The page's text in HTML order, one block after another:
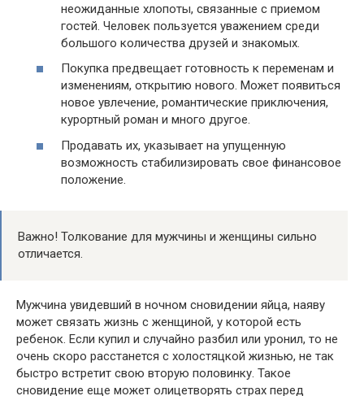
неожиданные хлопоты, связанные с приемом
гостей. Человек пользуется уважением среди
большого количества друзей и знакомых.
Покупка предвещает готовность к переменам и
изменениям, открытию нового. Может появиться
новое увлечение, романтические приключения,
курортный роман и много другое.
Продавать их, указывает на упущенную
возможность стабилизировать свое финансовое
положение.
Важно! Толкование для мужчины и женщины сильно
отличается.
Мужчина увидевший в ночном сновидении яйца, наяву
может связать жизнь с женщиной, у которой есть
ребенок. Если купил и случайно разбил или уронил, то не
очень скоро расстанется с холостяцкой жизнью, не так
быстро встретит свою вторую половинку. Такое
сновидение еще может олицетворять страх перед